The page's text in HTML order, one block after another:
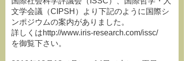
文学会議（CIPSH）より下記のように国際シ
ンポジウムの案内がありました。
詳しくはhttp://www.iris-research.com/issc/
を御覧下さい。